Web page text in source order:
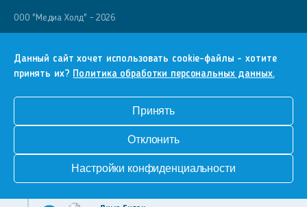
OOO "Медиа Холд" - 2026
16+
Информация для правообладателей
Условия
Конфиденциальность
Данный сайт хочет использовать cookie-файлы - хотите
принять их? Политика обработки персональных данных.
Принять
Отклонить
Настройки конфиденциальности